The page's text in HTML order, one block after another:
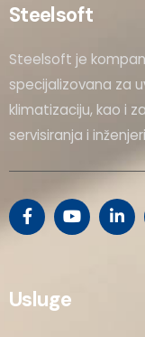
Steelsoft
Steelsoft je
specijalizovana za
klimatizaciju, kao i
servisiranja i
Usluge